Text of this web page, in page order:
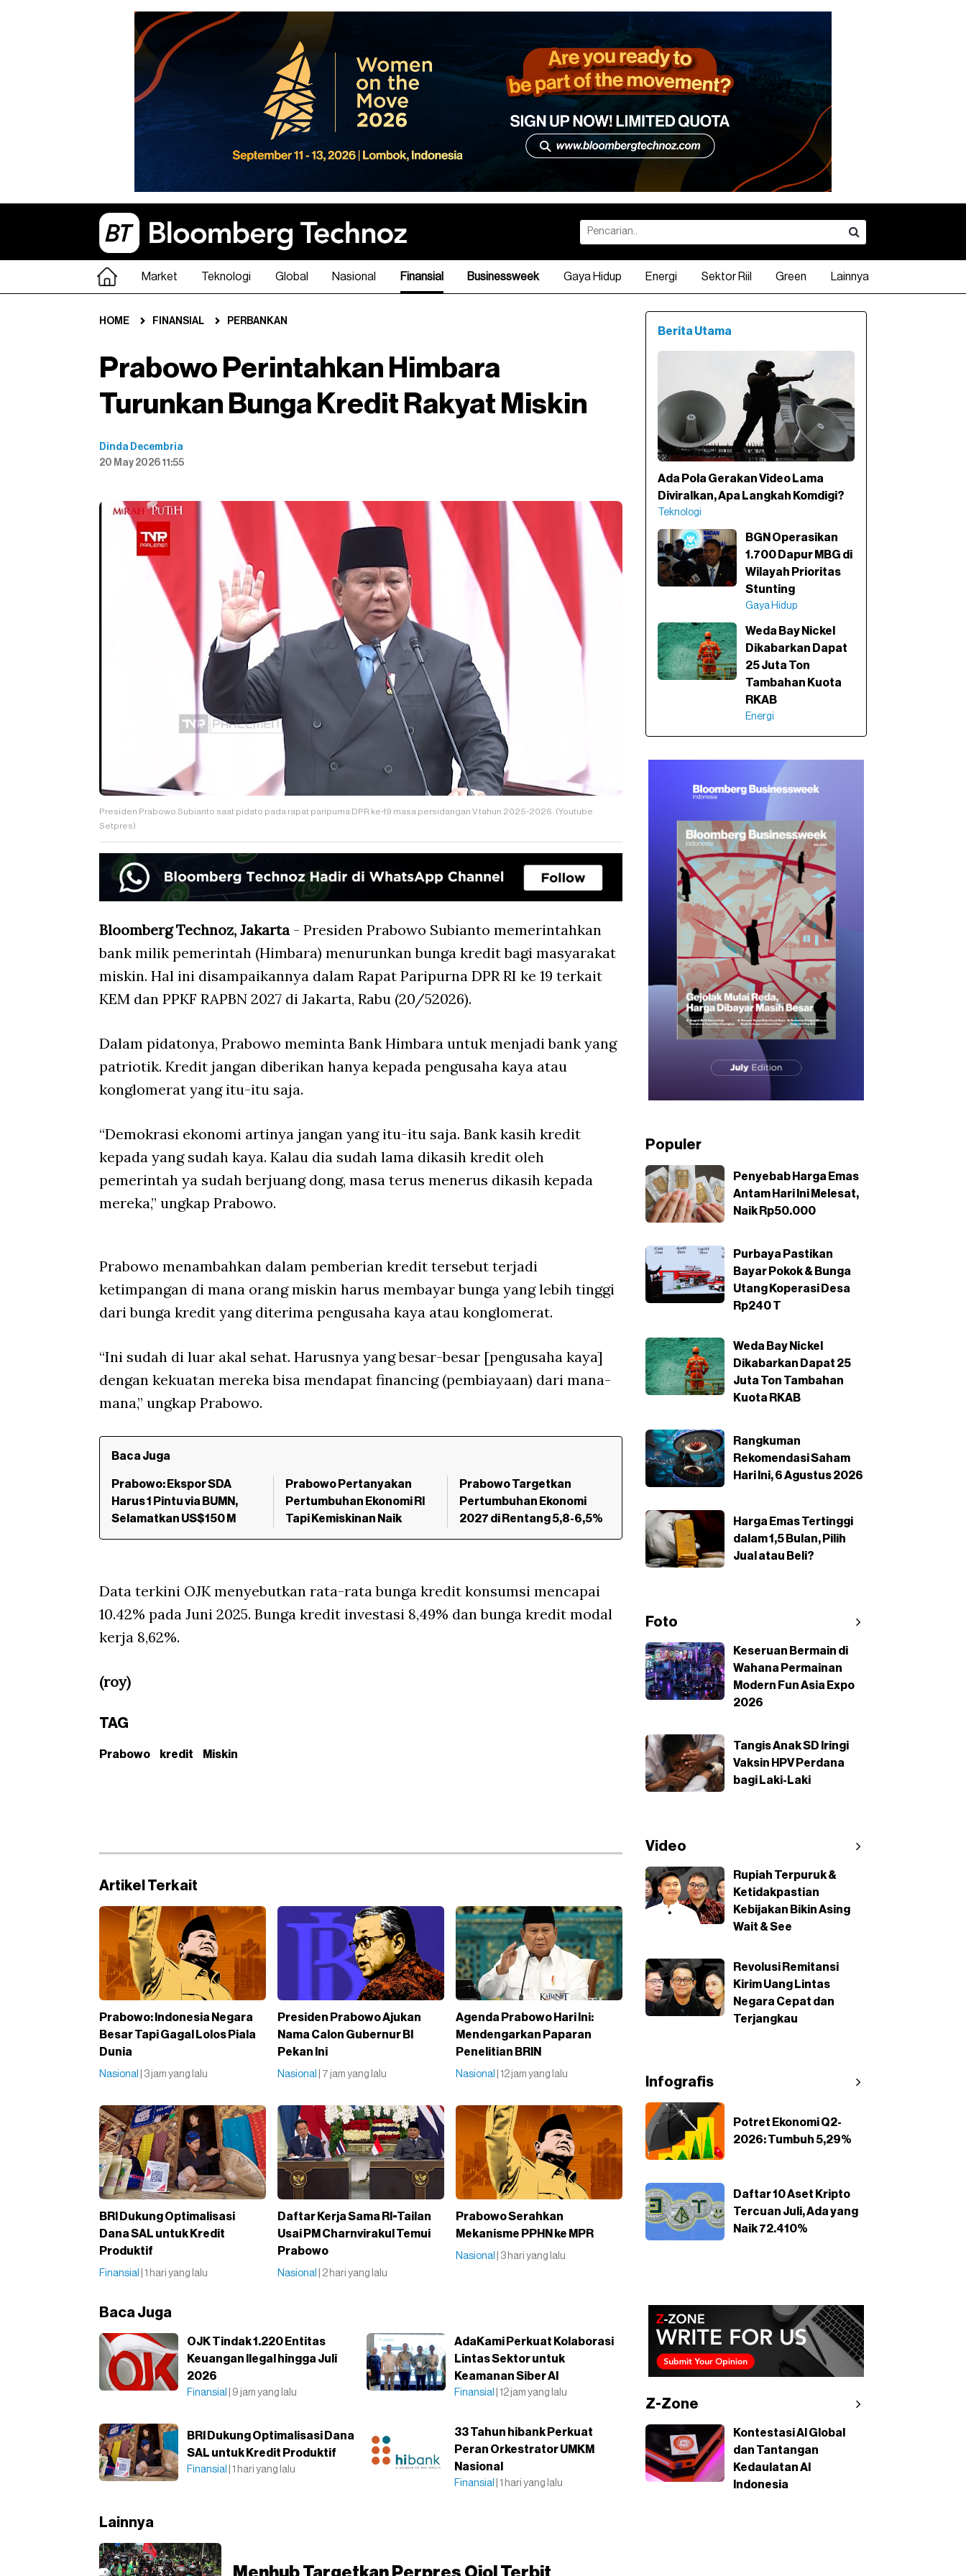
Market Teknologi Global Nasional Finansial Businessweek Gaya Hidup Energi Sektor Riil Green Lainnya
HOME FINANSIAL PERBANKAN
Prabowo Perintahkan Himbara
Turunkan Bunga Kredit Rakyat Miskin
Dinda Decembria
20 May 2026 11:55
Presiden Prabowo Subianto saat pidato pada rapat paripurna DPR ke-19 masa persidangan V tahun 2025-2026. (Youtube
Setpres)
Bloomberg Technoz, Jakarta- Presiden Prabowo Subianto memerintahkan
bank milik pemerintah (Himbara) menurunkan bunga kredit bagi masyarakat
miskin. Hal ini disampaikannya dalam Rapat Paripurna DPR RI ke 19 terkait
KEM dan PPKF RAPBN 2027 di Jakarta, Rabu (20/52026).
Dalam pidatonya, Prabowo meminta Bank Himbara untuk menjadi bank yang
patriotik. Kredit jangan diberikan hanya kepada pengusaha kaya atau
konglomerat yang itu-itu saja.
“Demokrasi ekonomi artinya jangan yang itu-itu saja. Bank kasih kredit
kepada yang sudah kaya. Kalau dia sudah lama dikasih kredit oleh
pemerintah ya sudah berjuang dong, masa terus menerus dikasih kepada
mereka,” ungkap Prabowo.
Prabowo menambahkan dalam pemberian kredit tersebut terjadi
ketimpangan di mana orang miskin harus membayar bunga yang lebih tinggi
dari bunga kredit yang diterima pengusaha kaya atau konglomerat.
“Ini sudah di luar akal sehat. Harusnya yang besar-besar [pengusaha kaya]
dengan kekuatan mereka bisa mendapat financing (pembiayaan) dari mana-
mana,” ungkap Prabowo.
Baca Juga
Prabowo: Ekspor SDA
Harus 1 Pintu via BUMN,
Selamatkan US$150 M
Prabowo Pertanyakan
Pertumbuhan Ekonomi RI
Tapi Kemiskinan Naik
Prabowo Targetkan
Pertumbuhan Ekonomi
2027 di Rentang 5,8-6,5%
Data terkini OJK menyebutkan rata-rata bunga kredit konsumsi mencapai
10.42% pada Juni 2025. Bunga kredit investasi 8,49% dan bunga kredit modal
kerja 8,62%.
(roy)
TAG
Prabowo kredit Miskin
Artikel Terkait
Prabowo: Indonesia Negara
Besar Tapi Gagal Lolos Piala
Dunia
Nasional | 3 jam yang lalu
Presiden Prabowo Ajukan
Nama Calon Gubernur BI
Pekan Ini
Nasional | 7 jam yang lalu
Agenda Prabowo Hari Ini:
Mendengarkan Paparan
Penelitian BRIN
Nasional | 12 jam yang lalu
BRI Dukung Optimalisasi
Dana SAL untuk Kredit
Produktif
Finansial | 1 hari yang lalu
Daftar Kerja Sama RI-Tailan
Usai PM Charnvirakul Temui
Prabowo
Nasional | 2 hari yang lalu
Prabowo Serahkan
Mekanisme PPHN ke MPR
Nasional | 3 hari yang lalu
Baca Juga
OJK Tindak 1.220 Entitas
Keuangan Ilegal hingga Juli
2026
Finansial | 9 jam yang lalu
AdaKami Perkuat Kolaborasi
Lintas Sektor untuk
Keamanan Siber AI
Finansial | 12 jam yang lalu
BRI Dukung Optimalisasi Dana
SAL untuk Kredit Produktif
Finansial | 1 hari yang lalu
33 Tahun hibank Perkuat
Peran Orkestrator UMKM
Nasional
Finansial | 1 hari yang lalu
Lainnya
Menhub Targetkan Perpres Ojol Terbit
Berita Utama
Ada Pola Gerakan Video Lama
Diviralkan, Apa Langkah Komdigi?
Teknologi
BGN Operasikan
1.700 Dapur MBG di
Wilayah Prioritas
Stunting
Gaya Hidup
Weda Bay Nickel
Dikabarkan Dapat
25 Juta Ton
Tambahan Kuota
RKAB
Energi
Populer
Penyebab Harga Emas
Antam Hari Ini Melesat,
Naik Rp50.000
Purbaya Pastikan
Bayar Pokok & Bunga
Utang Koperasi Desa
Rp240 T
Weda Bay Nickel
Dikabarkan Dapat 25
Juta Ton Tambahan
Kuota RKAB
Rangkuman
Rekomendasi Saham
Hari Ini, 6 Agustus 2026
Harga Emas Tertinggi
dalam 1,5 Bulan, Pilih
Jual atau Beli?
Foto
Keseruan Bermain di
Wahana Permainan
Modern Fun Asia Expo
2026
Tangis Anak SD Iringi
Vaksin HPV Perdana
bagi Laki-Laki
Video
Rupiah Terpuruk &
Ketidakpastian
Kebijakan Bikin Asing
Wait & See
Revolusi Remitansi
Kirim Uang Lintas
Negara Cepat dan
Terjangkau
Infografis
Potret Ekonomi Q2-
2026: Tumbuh 5,29%
Daftar 10 Aset Kripto
Tercuan Juli, Ada yang
Naik 72.410%
Z-Zone
Kontestasi AI Global
dan Tantangan
Kedaulatan AI
Indonesia